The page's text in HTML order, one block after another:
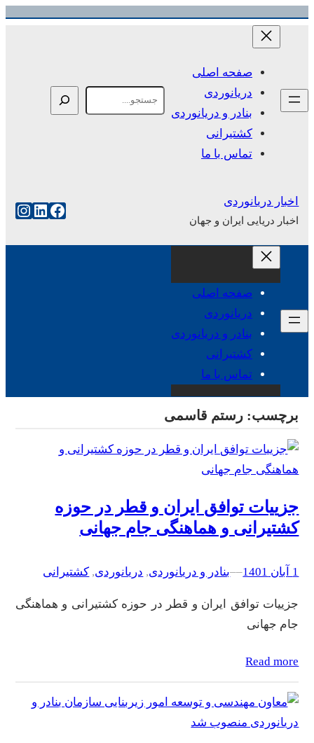
رفتن
صفحه اصلی
دریانوردی
بنادر و دریانوردی
کشتیرانی
تماس با ما
اخبار دریانوردی
اخبار دریایی ایران و جهان
فیس‌بوک
صفحه اصلی
دریانوردی
بنادر و دریانوردی
کشتیرانی
تماس با ما
برچسب: رستم قاسمی
جزییات توافق ایران و قطر در حوزه
کشتیرانی و هماهنگی جام جهانی
1 آبان 1401 –
–بنادر و دریانوردی, دریانوردی, کشتیرانی
جزییات توافق ایران و قطر در حوزه کشتیرانی و هماهنگی
جام جهانی
Read more